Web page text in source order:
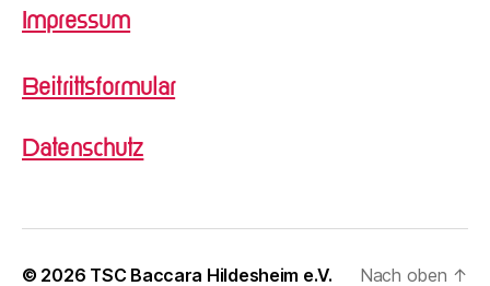
Impressum
Beitrittsformular
Datenschutz
© 2026 TSC Baccara Hildesheim e.V. Nach oben ↑